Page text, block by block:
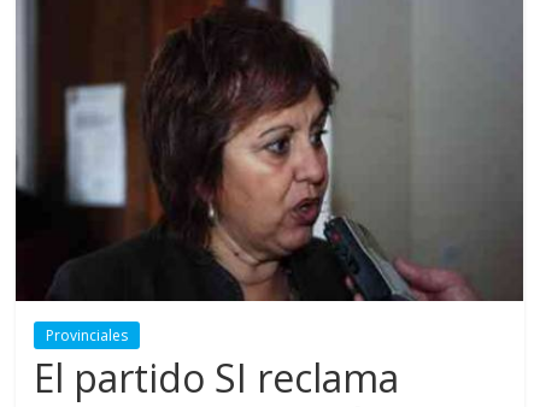
Provinciales
El partido SI reclama